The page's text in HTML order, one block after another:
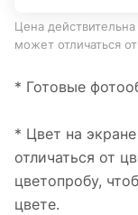
Цена
может отличаться
* Готовые
* Цвет на
отличаться от
цветопробу,
цвете.